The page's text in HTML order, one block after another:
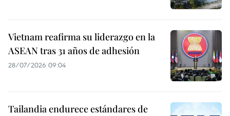
Vietnam reafirma su liderazgo en la
ASEAN tras 31 años de adhesión
28/07/2026 09:04
Tailandia endurece estándares de